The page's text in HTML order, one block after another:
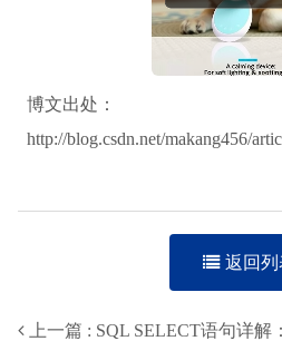
博文出处：
http://blog.csdn.net/makang456/
返回列
上一篇 : SQL SELECT语句详解